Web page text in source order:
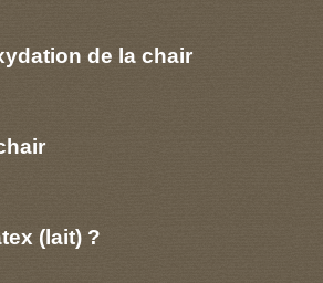
de la chair
(lait) ?